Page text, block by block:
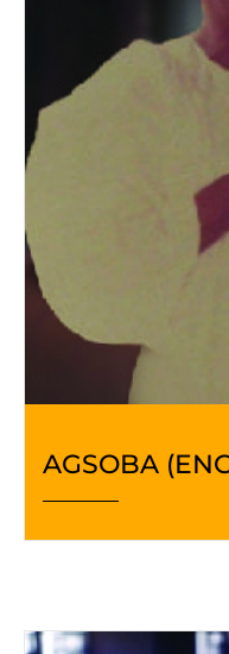
AGSOBA